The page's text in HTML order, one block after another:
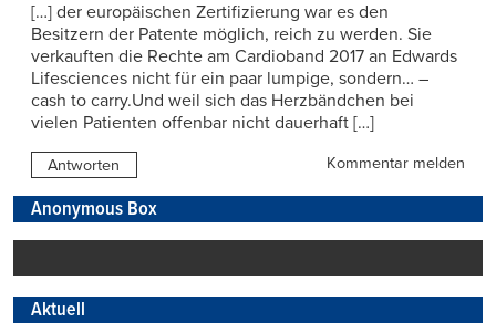
[…] der europäischen Zertifizierung war es den
Besitzern der Patente möglich, reich zu werden. Sie
verkauften die Rechte am Cardioband 2017 an Edwards
Lifesciences nicht für ein paar lumpige, sondern… –
cash to carry.Und weil sich das Herzbändchen bei
vielen Patienten offenbar nicht dauerhaft […]
Antworten Kommentar melden
Anonymous Box
Aktuell